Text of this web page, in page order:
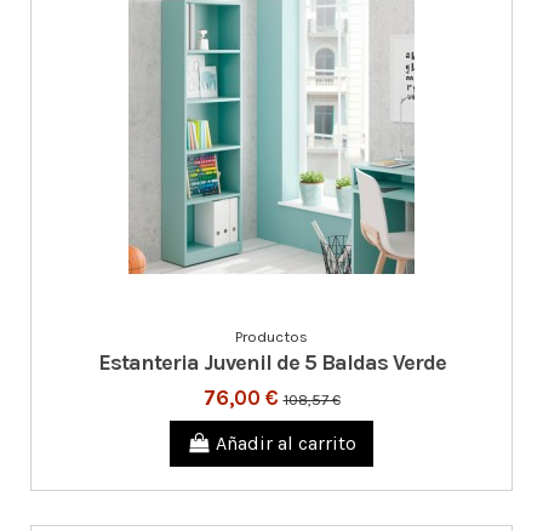
Productos
Estanteria Juvenil de 5 Baldas Verde
76,00 €108,57 €
Añadir al carrito